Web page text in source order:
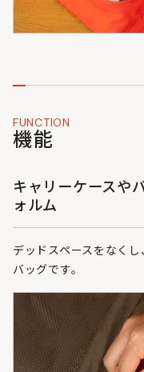
FUNCTION
機能
キャリーケースや
ォルム
デッドスペースをなく
バッグです。